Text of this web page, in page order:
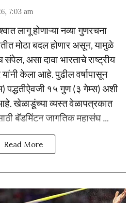
7:03 am
लागू होणाऱ्या नव्या गुणरचना
मोठा बदल होणार असून, यामुळे
असा दावा भारताचे राष्ट्रीय
केला आहे. पुढील वर्षापासून
पद्धतीऐवजी १५ गुण (३ गेम्स) अशी
खेळाडूंच्या व्यस्त वेळापत्रकात
बॅडमिंटन जागतिक महासंघ ...
Read More